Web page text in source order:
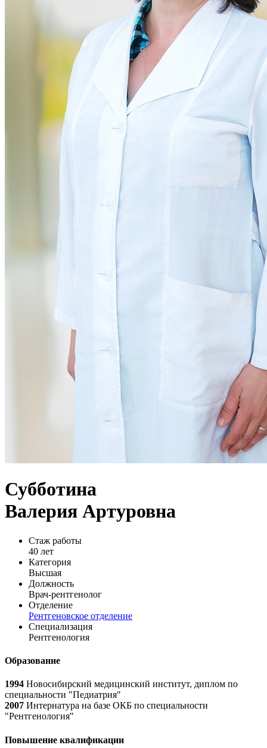
Субботина
Валерия Артуровна
Стаж работы
40 лет
Категория
Высшая
Должность
Врач-рентгенолог
Отделение
Рентгеновское отделение
Специализация
Рентгенология
Образование
1994 Новосибирский медицинский институт, диплом по
специальности "Педиатрия"
2007 Интернатура на базе ОКБ по специальности
"Рентгенология"
Повышение квалификации